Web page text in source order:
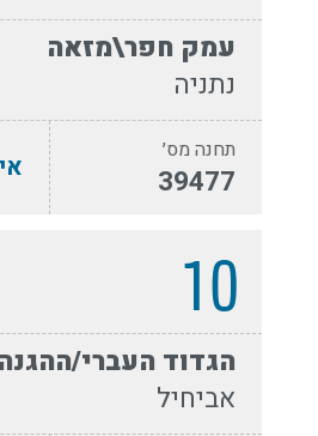
עמק חפר\מזאה
נתניה
תחנה מס׳
39477
10
הגדוד העברי/ההגנה
אביחיל